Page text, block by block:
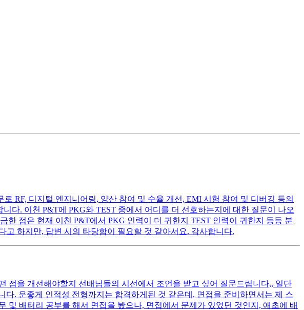
RF, 디지털 엔지니어링, 양산 참여 및 수율 개선, EMI 시험 참여 및 디버깅 등의
다. 이천 P&T에 PKG와 TEST 중에서 어디를 더 선호하는지에 대한 질문이 나오
점은 현재 이천 P&T에서 PKG 인력이 더 귀한지 TEST 인력이 귀한지 등등 분
하지만, 답변 시의 타당함이 필요할 것 같아서요. 감사합니다.
점을 개선해야할지 선배님들의 시선에서 조언을 받고 싶어 질문드립니다,, 일단
. 운좋게 인적성 전형까지는 합격하게된 것 같은데, 면접을 준비하면서는 제 스
배터리 공부를 해서 면접을 봤으나, 면접에서 문제가 있었던 것인지, 애초에 배